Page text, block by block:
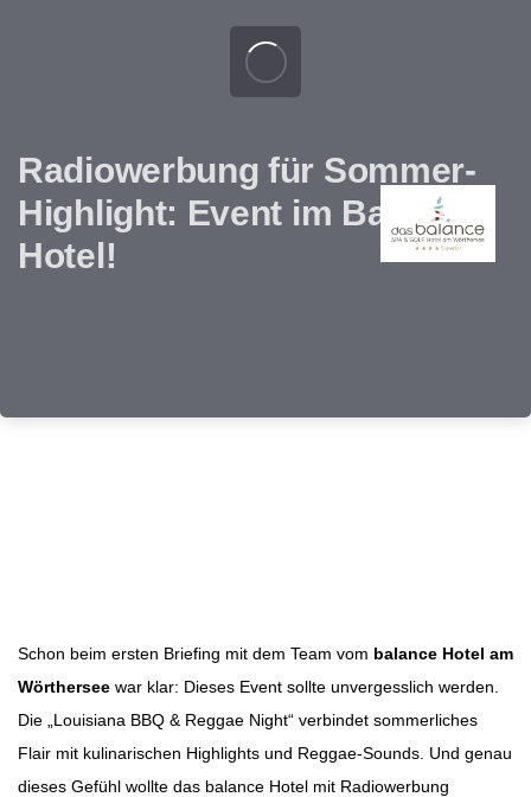
Radiowerbung für Sommer-
Highlight: Event im Balance
Hotel!
Schon beim ersten Briefing mit dem Team vom balance Hotel am
Wörthersee war klar: Dieses Event sollte unvergesslich werden.
Die „Louisiana BBQ & Reggae Night“ verbindet sommerliches
Flair mit kulinarischen Highlights und Reggae-Sounds. Und genau
dieses Gefühl wollte das balance Hotel mit Radiowerbung